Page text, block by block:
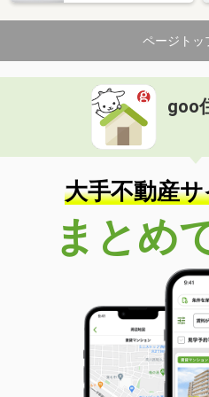
ページトッ
goo
大手不動産
まとめ